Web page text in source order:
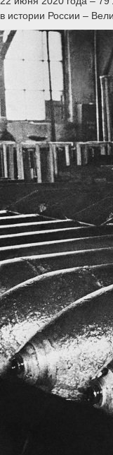
в истории России –